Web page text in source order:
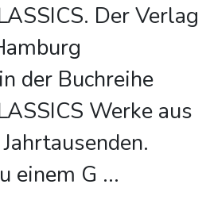
Der Verlag
der Buchreihe
Werke aus
einem G ...